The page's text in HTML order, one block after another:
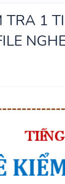
BÀI
VÀ
TRA 1